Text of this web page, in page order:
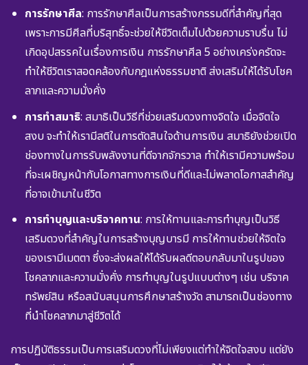
การรักษาศีล: การรักษาศีลเป็นการสร้างกรรมดีที่สำคัญที่สุด
เพราะการมีศีลที่บริสุทธิ์จะช่วยให้ชีวิตเต็มไปด้วยความราบรื่น ไม่
เกิดอุปสรรคในเรื่องการเงิน การรักษาศีล 5 อย่างเคร่งครัดจะ
ทำให้ชีวิตเราสอดคล้องกับกฎแห่งธรรมชาติ ส่งเสริมให้ได้รับโชค
ลาภและความมั่งคั่ง
การทำสมาธิ: สมาธิเป็นวิธีที่ช่วยเสริมดวงทางจิตใจ เมื่อจิตใจ
สงบ จะทำให้เรามีสติในการตัดสินใจด้านการเงิน สมาธิยังช่วยเปิด
ช่องทางในการรับพลังงานที่ดีจากจักรวาล ทำให้เรามีความพร้อม
ที่จะเผชิญหน้ากับโอกาสทางการเงินที่ดีและไม่พลาดโอกาสสำคัญ
ที่อาจเข้ามาในชีวิต
การทำบุญและบริจาคทาน: การให้ทานและการทำบุญเป็นวิธี
เสริมดวงที่สำคัญในการสร้างบุญบารมี การให้ทานช่วยให้จิตใจ
ของเรามีเมตตา ซึ่งจะส่งผลให้ได้รับผลดีตอบกลับมาในรูปของ
โชคลาภและความมั่งคั่ง การทำบุญในรูปแบบต่างๆ เช่น บริจาค
ทรัพย์สิน หรือสนับสนุนการศึกษาสร้างวัด สามารถเป็นช่องทาง
ที่นำโชคลาภมาสู่ชีวิตได้
การปฏิบัติธรรมเป็นการเสริมดวงที่ไม่เพียงแต่ทำให้จิตใจสงบ แต่ยัง